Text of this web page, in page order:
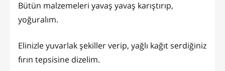
Bütün malzemeleri yavaş yavaş karıştırıp,
yoğuralım.
Elinizle yuvarlak şekiller verip, yağlı kağıt serdiğiniz
fırın tepsisine dizelim.